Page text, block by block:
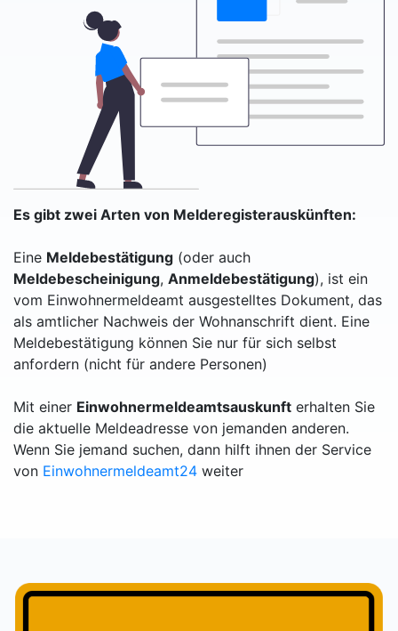
Es gibt zwei Arten von Melderegisterauskünften:
Eine Meldebestätigung (oder auch
Meldebescheinigung, Anmeldebestätigung), ist ein
vom Einwohnermeldeamt ausgestelltes Dokument, das
als amtlicher Nachweis der Wohnanschrift dient. Eine
Meldebestätigung können Sie nur für sich selbst
anfordern (nicht für andere Personen)
Mit einer Einwohnermeldeamtsauskunft erhalten Sie
die aktuelle Meldeadresse von jemanden anderen.
Wenn Sie jemand suchen, dann hilft ihnen der Service
von Einwohnermeldeamt24 weiter